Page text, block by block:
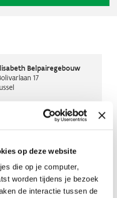
op deze website
die op je computer,
worden tijdens je bezoek
de interactie tussen de
Belpairegebouw
17